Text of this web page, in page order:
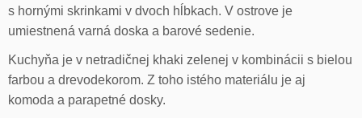
s hornými skrinkami v dvoch hĺbkach. V ostrove je
umiestnená varná doska a barové sedenie.
Kuchyňa je v netradičnej khaki zelenej v kombinácii s bielou
farbou a drevodekorom. Z toho istého materiálu je aj
komoda a parapetné dosky.